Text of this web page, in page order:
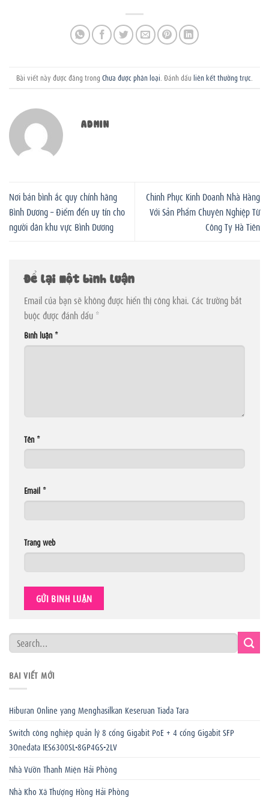
Bài viết này được đăng trong Chưa được phân loại . Đánh dấu liên kết thường trực
ADMIN
Nơi bán bình ắc quy chính hãng
Bình Dương – Điểm đến uy tín cho
người dân khu vực Bình Dương
Chinh Phục Kinh Doanh Nhà Hàng
Với Sản Phẩm Chuyên Nghiệp Từ
Công Ty Hà Tiên
Để lại một bình luận
Email của bạn sẽ không được hiển thị công khai. Các trường bắt
buộc được đánh dấu *
Bình luận *
Tên *
Email *
Trang web
BÀI VIẾT MỚI
Hiburan Online yang Menghasilkan Keseruan Tiada Tara
Switch công nghiệp quản lý 8 cổng Gigabit PoE + 4 cổng Gigabit SFP
3Onedata IES6300SL-8GP4GS-2LV
Nhà Vườn Thanh Miện Hải Phòng
Nhà Kho Xã Thượng Hồng Hải Phòng